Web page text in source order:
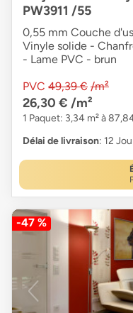
PW3911 /55
0,55 mm Couche
Vinyle solide -
- Lame PVC - brun
PVC 49,39 € /m²
26,30 € /m²
1 Paquet: 3,34 m² à
Délai de livraison: 12
-47 %